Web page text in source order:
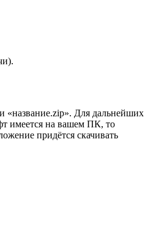
«название.zip». Для дальнейших
имеется на вашем ПК, то
придётся скачивать